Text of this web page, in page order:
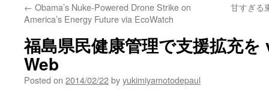
← Obama’s Nuke-Powered Drone Strike on
America’s Energy Future via EcoWatch
甘すぎる
福島県民健康管理で支援拡充
Web
Posted on 2014/02/22byyukimiyamotodepaul